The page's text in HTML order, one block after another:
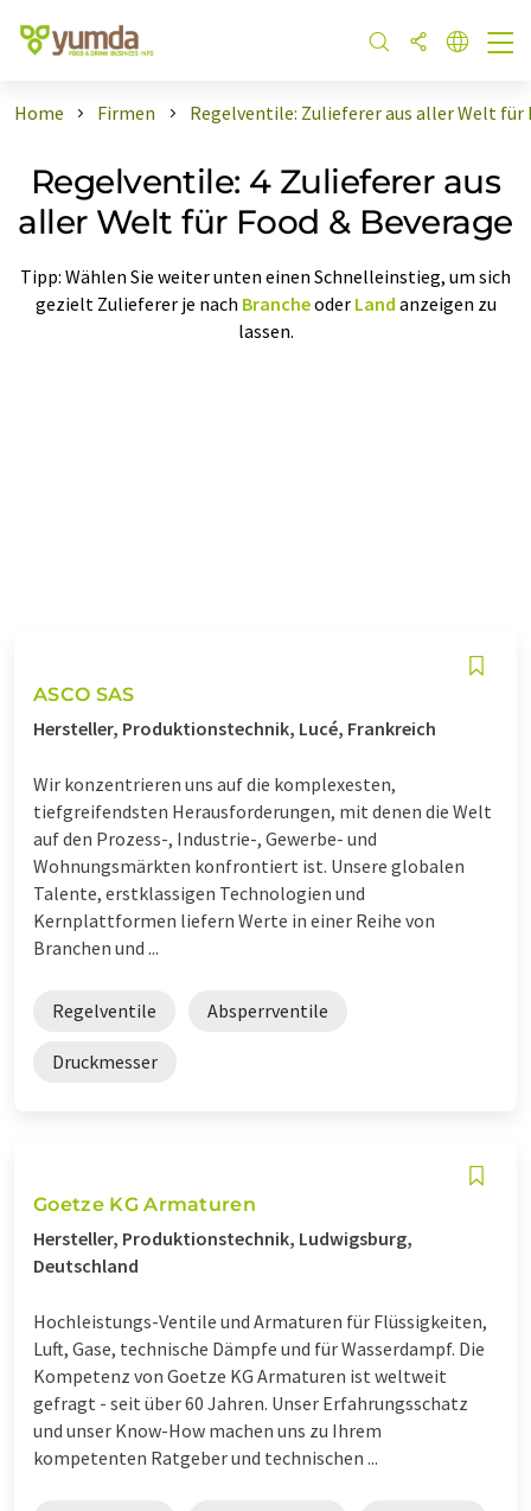
Home Firmen Regelventile: Zulieferer aus aller Welt für
Regelventile: 4 Zulieferer aus
aller Welt für Food & Beverage
Tipp: Wählen Sie weiter unten einen Schnelleinstieg, um sich
gezielt Zulieferer je nach Brancheoder Land anzeigen zu
lassen.
ASCO SAS
Hersteller, Produktionstechnik, Lucé, Frankreich
Wir konzentrieren uns auf die komplexesten,
tiefgreifendsten Herausforderungen, mit denen die Welt
auf den Prozess-, Industrie-, Gewerbe- und
Wohnungsmärkten konfrontiert ist. Unsere globalen
Talente, erstklassigen Technologien und
Kernplattformen liefern Werte in einer Reihe von
Branchen und ...
Regelventile Absperrventile
Druckmesser
Goetze KG Armaturen
Hersteller, Produktionstechnik, Ludwigsburg,
Deutschland
Hochleistungs-Ventile und Armaturen für Flüssigkeiten,
Luft, Gase, technische Dämpfe und für Wasserdampf. Die
Kompetenz von Goetze KG Armaturen ist weltweit
gefragt - seit über 60 Jahren. Unser Erfahrungsschatz
und unser Know-How machen uns zu Ihrem
kompetenten Ratgeber und technischen ...